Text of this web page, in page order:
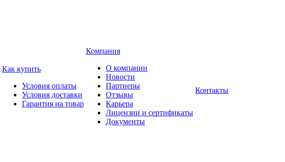
Как купить
Условия оплаты
Условия доставки
Гарантия на товар
Компания
О компании
Новости
Партнеры
Отзывы
Карьера
Лицензии и сертификаты
Документы
Контакты